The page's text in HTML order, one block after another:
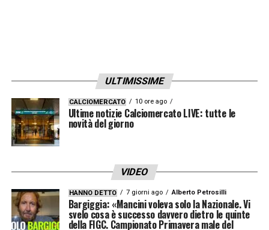
ULTIMISSIME
CALCIOMERCATO 10 ore ago
Ultime notizie Calciomercato LIVE: tutte le
novità del giorno
VIDEO
HANNO DETTO 7 giorni ago Alberto Petrosilli
Bargiggia: «Mancini voleva solo la Nazionale. Vi
svelo cosa è successo davvero dietro le quinte
della FIGC. Campionato Primavera male del